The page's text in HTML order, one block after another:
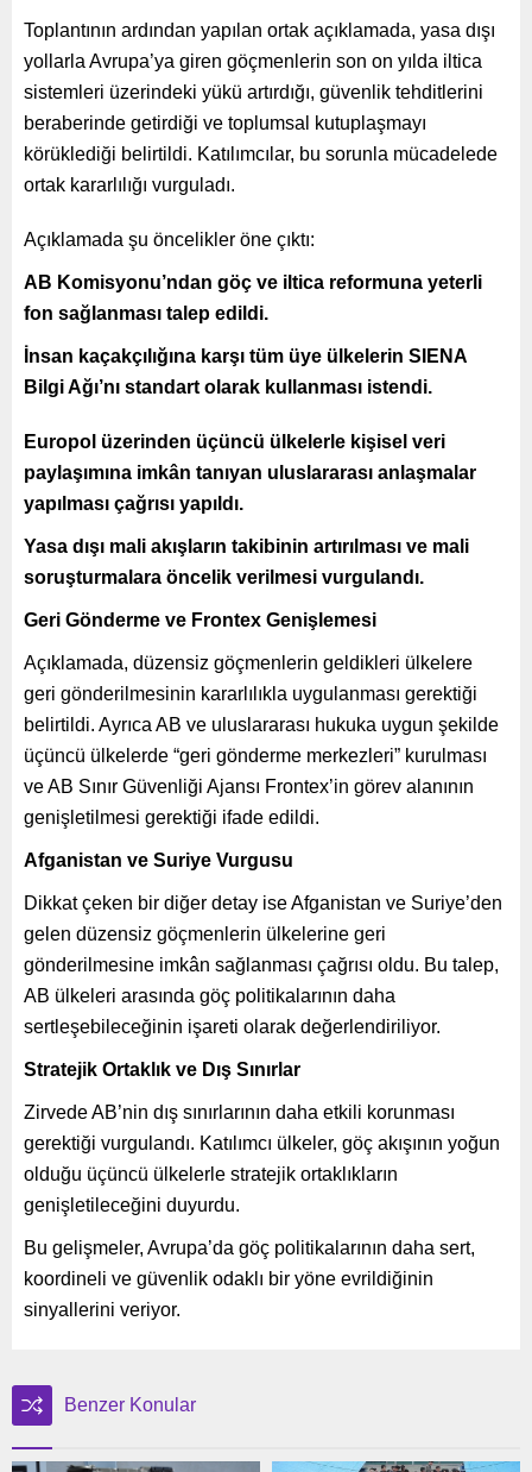
Toplantının ardından yapılan ortak açıklamada, yasa dışı
yollarla Avrupa’ya giren göçmenlerin son on yılda iltica
sistemleri üzerindeki yükü artırdığı, güvenlik tehditlerini
beraberinde getirdiği ve toplumsal kutuplaşmayı
körüklediği belirtildi. Katılımcılar, bu sorunla mücadelede
ortak kararlılığı vurguladı.
Açıklamada şu öncelikler öne çıktı:
AB Komisyonu’ndan göç ve iltica reformuna yeterli
fon sağlanması talep edildi.
İnsan kaçakçılığına karşı tüm üye ülkelerin SIENA
Bilgi Ağı’nı standart olarak kullanması istendi.
Europol üzerinden üçüncü ülkelerle kişisel veri
paylaşımına imkân tanıyan uluslararası anlaşmalar
yapılması çağrısı yapıldı.
Yasa dışı mali akışların takibinin artırılması ve mali
soruşturmalara öncelik verilmesi vurgulandı.
Geri Gönderme ve Frontex Genişlemesi
Açıklamada, düzensiz göçmenlerin geldikleri ülkelere
geri gönderilmesinin kararlılıkla uygulanması gerektiği
belirtildi. Ayrıca AB ve uluslararası hukuka uygun şekilde
üçüncü ülkelerde “geri gönderme merkezleri” kurulması
ve AB Sınır Güvenliği Ajansı Frontex’in görev alanının
genişletilmesi gerektiği ifade edildi.
Afganistan ve Suriye Vurgusu
Dikkat çeken bir diğer detay ise Afganistan ve Suriye’den
gelen düzensiz göçmenlerin ülkelerine geri
gönderilmesine imkân sağlanması çağrısı oldu. Bu talep,
AB ülkeleri arasında göç politikalarının daha
sertleşebileceğinin işareti olarak değerlendiriliyor.
Stratejik Ortaklık ve Dış Sınırlar
Zirvede AB’nin dış sınırlarının daha etkili korunması
gerektiği vurgulandı. Katılımcı ülkeler, göç akışının yoğun
olduğu üçüncü ülkelerle stratejik ortaklıkların
genişletileceğini duyurdu.
Bu gelişmeler, Avrupa’da göç politikalarının daha sert,
koordineli ve güvenlik odaklı bir yöne evrildiğinin
sinyallerini veriyor.
Benzer Konular